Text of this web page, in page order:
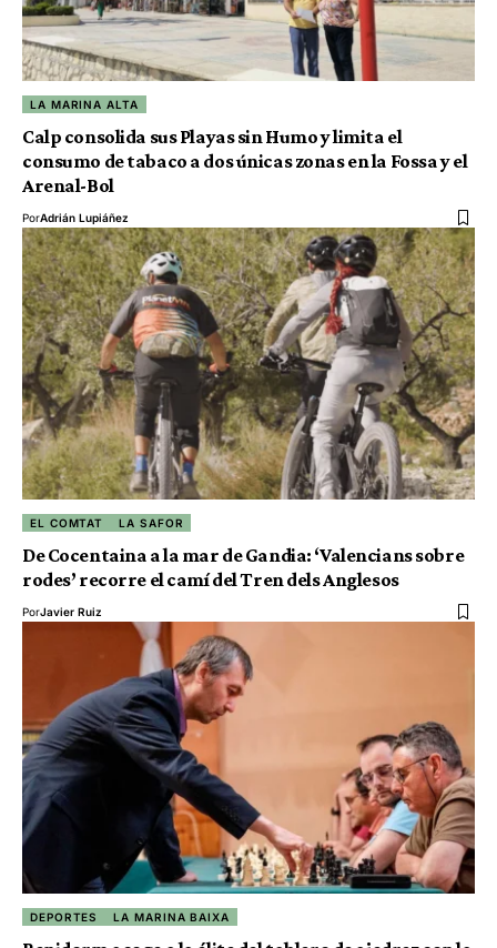
LA MARINA ALTA
Calp consolida sus Playas sin Humo y limita el
consumo de tabaco a dos únicas zonas en la Fossa y el
Arenal-Bol
PorAdrián Lupiáñez
EL COMTAT LA SAFOR
De Cocentaina a la mar de Gandia: ‘Valencians sobre
rodes’ recorre el camí del Tren dels Anglesos
PorJavier Ruiz
DEPORTES LA MARINA BAIXA